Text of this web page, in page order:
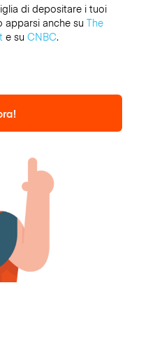
di depositare i tuoi
apparsi anche su The
e su CNBC.